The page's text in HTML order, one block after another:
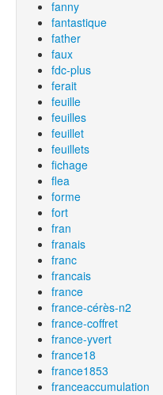
fanny
fantastique
father
faux
fdc-plus
ferait
feuille
feuilles
feuillet
feuillets
fichage
flea
forme
fort
fran
franais
franc
francais
france
france-cérès-n2
france-coffret
france-yvert
france18
france1853
franceaccumulation